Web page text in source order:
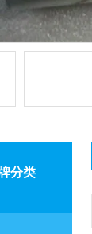
分类